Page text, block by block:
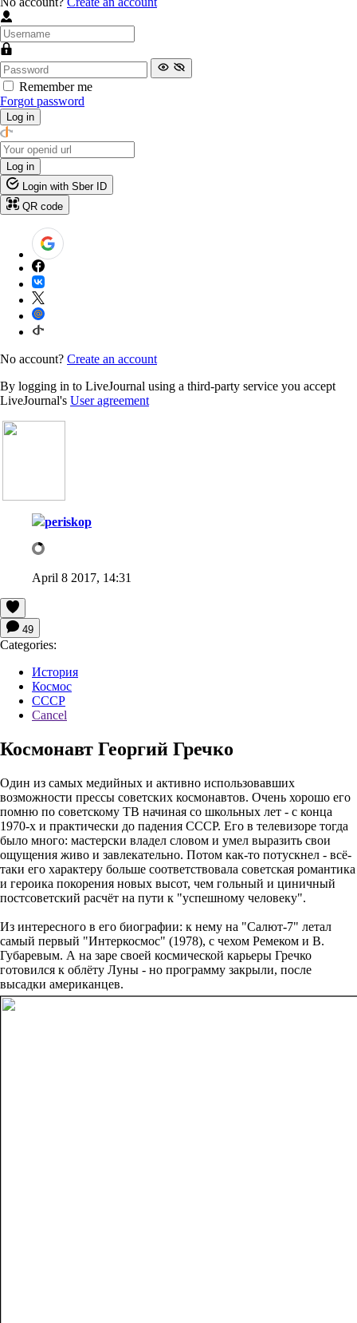
Remember me
Forgot password
Log in
Log in
Login with Sber ID
QR code
No account? Create an account
By logging in to LiveJournal using a third-party service you accept
LiveJournal's User agreement
periskop
April 8 2017, 14:31
49
Categories:
История
Космос
СССР
Cancel
Космонавт Георгий Гречко
Один из самых медийных и активно использовавших
возможности прессы советских космонавтов. Очень хорошо его
помню по советскому ТВ начиная со школьных лет - с конца
1970-х и практически до падения СССР. Его в телевизоре тогда
было много: мастерски владел словом и умел выразить свои
ощущения живо и завлекательно. Потом как-то потускнел - всё-
таки его характеру больше соответствовала советская романтика
и героика покорения новых высот, чем гольный и циничный
постсоветский расчёт на пути к "успешному человеку".
Из интересного в его биографии: к нему на "Салют-7" летал
самый первый "Интеркосмос" (1978), с чехом Ремеком и В.
Губаревым. А на заре своей космической карьеры Гречко
готовился к облёту Луны - но программу закрыли, после
высадки американцев.